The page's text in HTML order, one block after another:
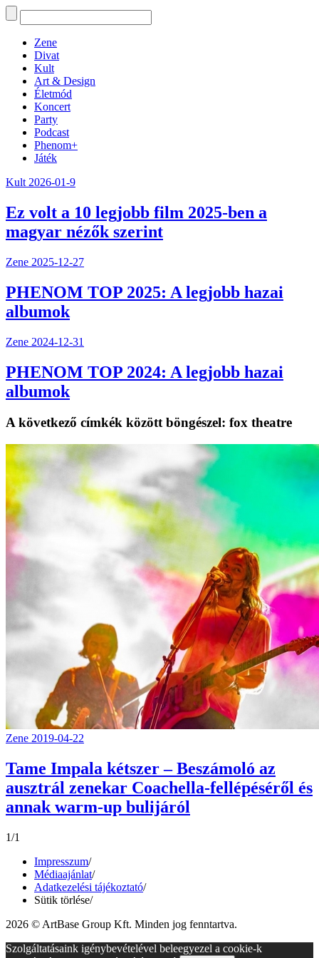
Zene
Divat
Kult
Art & Design
Életmód
Koncert
Party
Podcast
Phenom+
Játék
Kult 2026-01-9
Ez volt a 10 legjobb film 2025-ben a
magyar nézők szerint
Zene 2025-12-27
PHENOM TOP 2025: A legjobb hazai
albumok
Zene 2024-12-31
PHENOM TOP 2024: A legjobb hazai
albumok
A következő címkék között böngészel: fox theatre
Zene 2019-04-22
Tame Impala kétszer – Beszámoló az
ausztrál zenekar Coachella-fellépéséről és
annak warm-up bulijáról
1/1
Impresszum/
Médiaajánlat/
Adatkezelési tájékoztató/
Sütik törlése/
2026 © ArtBase Group Kft. Minden jog fenntartva.
Szolgáltatásaink igénybevételével beleegyezel a cookie-k